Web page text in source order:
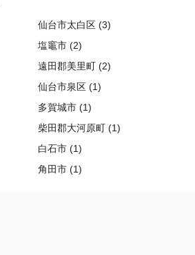
仙台市太白区 (3)
塩竈市 (2)
遠田郡美里町 (2)
仙台市泉区 (1)
多賀城市 (1)
柴田郡大河原町 (1)
白石市 (1)
角田市 (1)